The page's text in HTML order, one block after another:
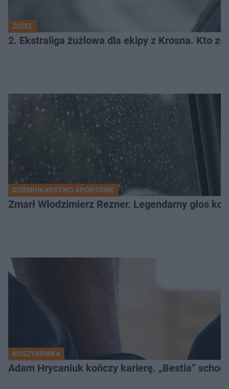
ŻUŻEL
2. Ekstraliga żużlowa dla ekipy z Krosna. Kto
DZIENNIKARSTWO SPORTOWE
Zmarł Włodzimierz Rezner. Legendarny głos
KOSZYKÓWKA
Adam Hrycaniuk kończy karierę. „Bestia”